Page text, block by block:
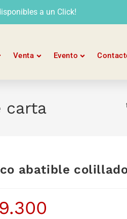
a un Click!
Venta Evento
carta
abatible